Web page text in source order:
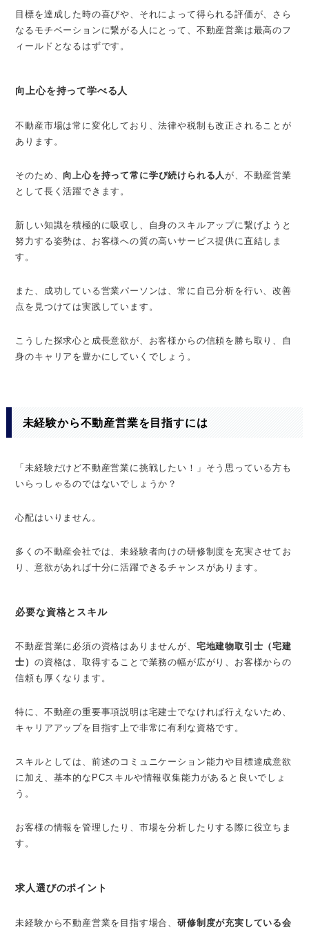
目標を達成した時の喜びや、それによって得られる評価が、さら
なるモチベーションに繋がる人にとって、不動産営業は最高のフ
ィールドとなるはずです。
向上心を持って学べる人
不動産市場は常に変化しており、法律や税制も改正されることが
あります。
そのため、 向上心を持って常に学び続けられる人が、不動産営業
として長く活躍できます。
新しい知識を積極的に吸収し、自身のスキルアップに繋げようと
努力する姿勢は、お客様への質の高いサービス提供に直結しま
す。
また、成功している営業パーソンは、常に自己分析を行い、改善
点を見つけては実践しています。
こうした探求心と成長意欲が、お客様からの信頼を勝ち取り、自
身のキャリアを豊かにしていくでしょう。
未経験から不動産営業を目指すには
「未経験だけど不動産営業に挑戦したい！」そう思っている方も
いらっしゃるのではないでしょうか？
心配はいりません。
多くの不動産会社では、未経験者向けの研修制度を充実させてお
り、意欲があれば十分に活躍できるチャンスがあります。
必要な資格とスキル
不動産営業に必須の資格はありませんが、 宅地建物取引士（宅建
士）の資格は、取得することで業務の幅が広がり、お客様からの
信頼も厚くなります。
特に、不動産の重要事項説明は宅建士でなければ行えないため、
キャリアアップを目指す上で非常に有利な資格です。
スキルとしては、前述のコミュニケーション能力や目標達成意欲
に加え、基本的なPCスキルや情報収集能力があると良いでしょ
う。
お客様の情報を管理したり、市場を分析したりする際に役立ちま
す。
求人選びのポイント
未経験から不動産営業を目指す場合、研修制度が充実している会